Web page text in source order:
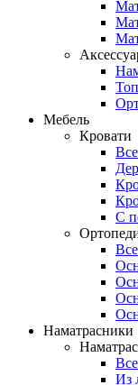
Мебель
Кровати
С
Наматрасники
Из